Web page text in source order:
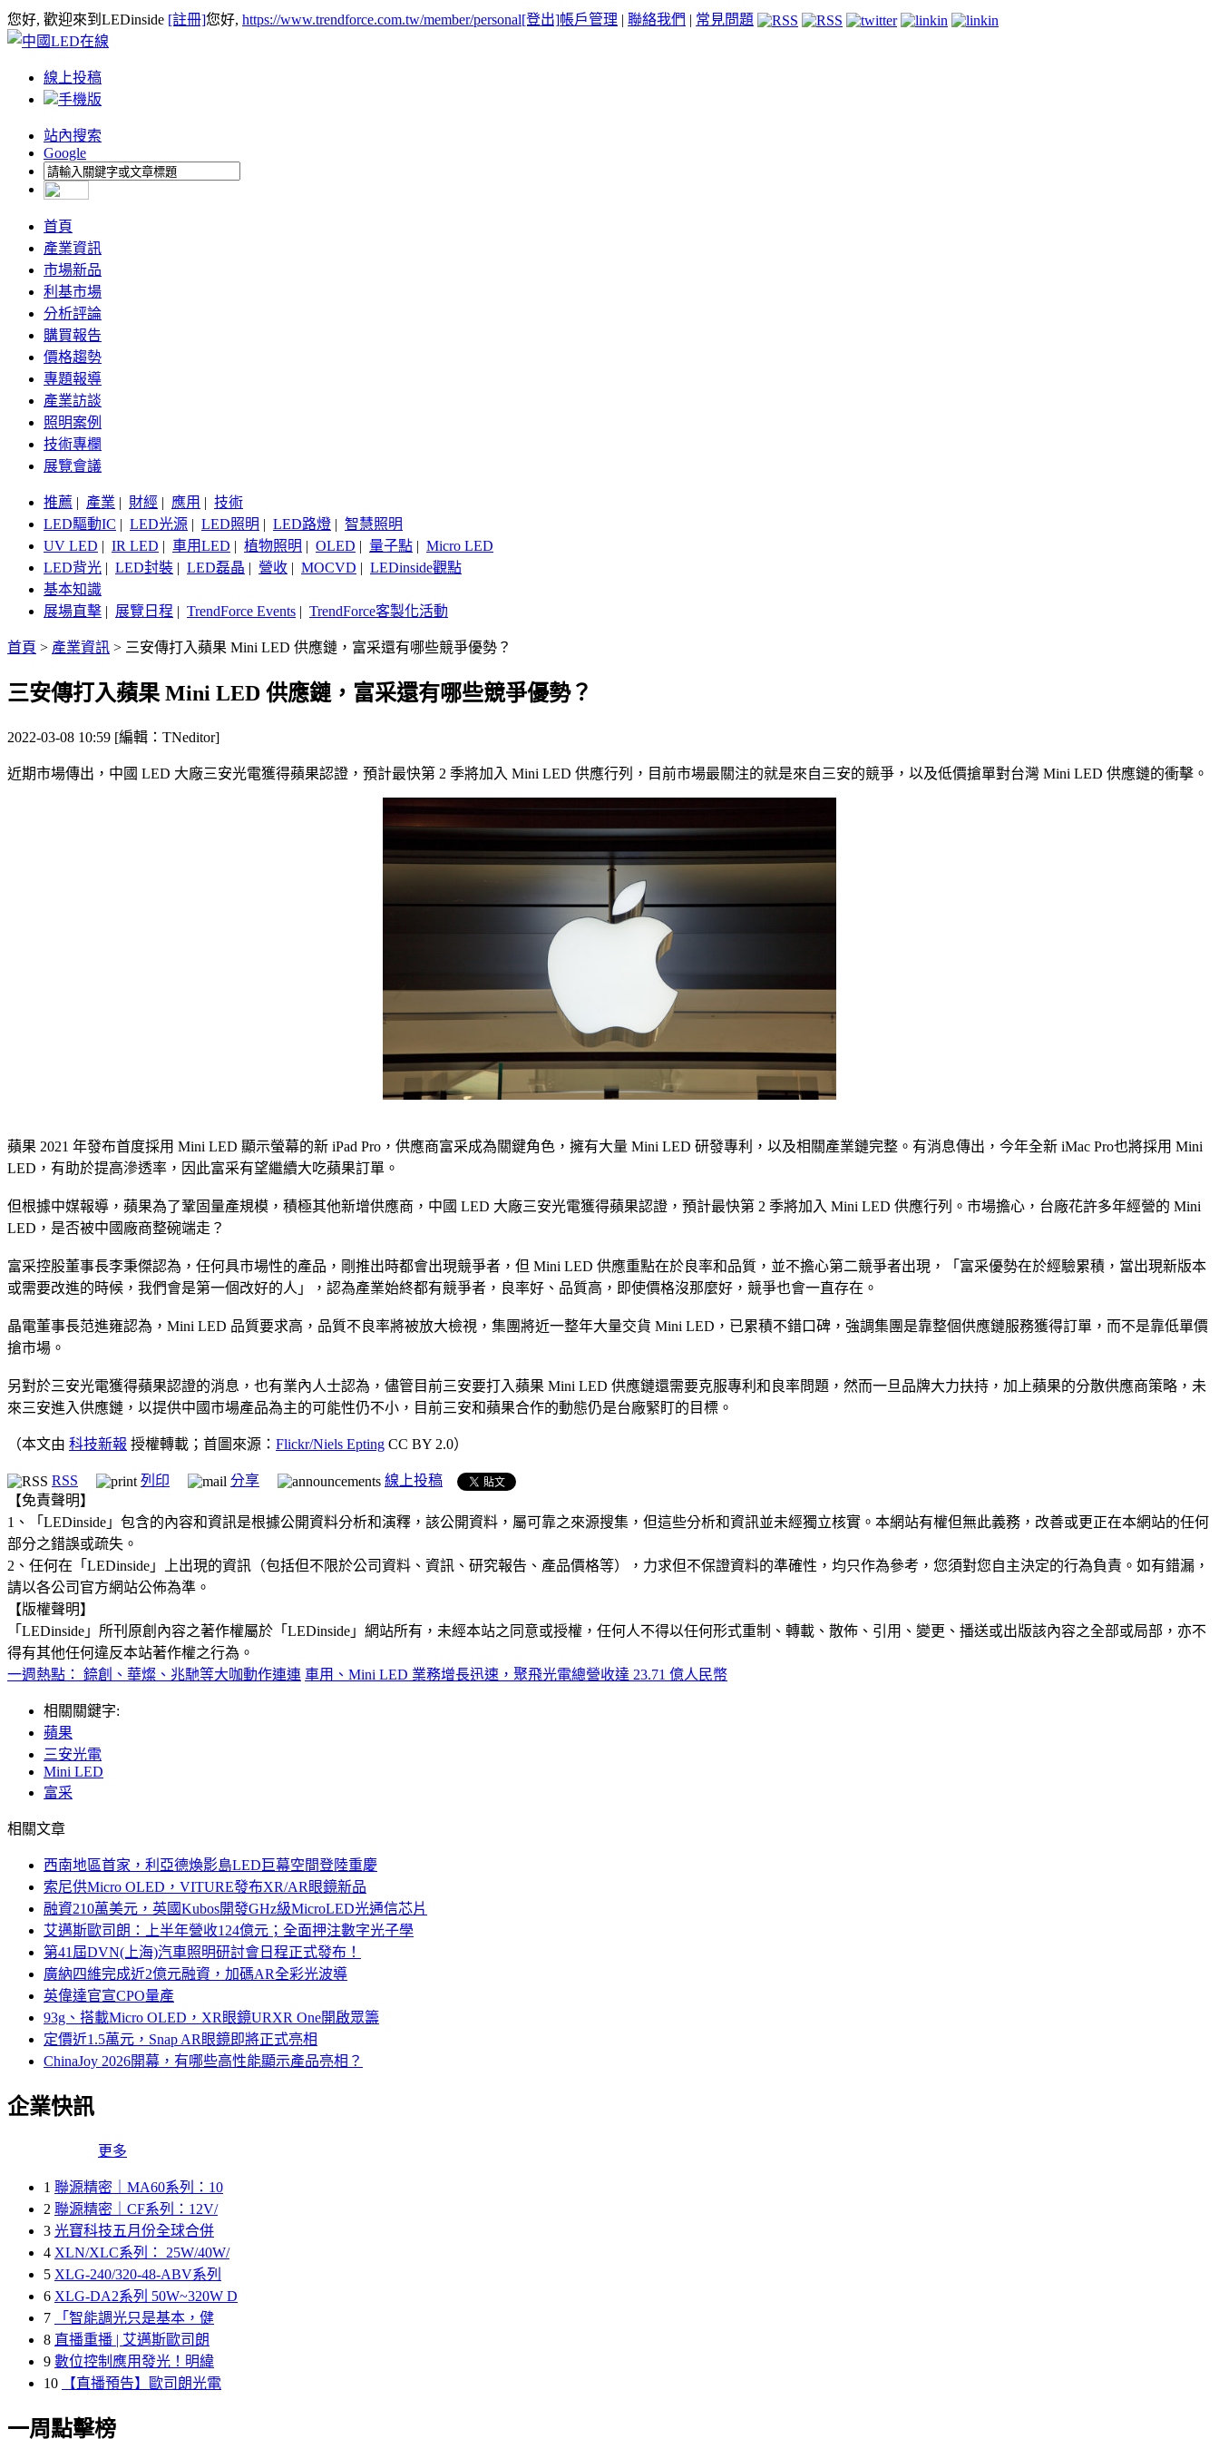
您好, 歡迎來到LEDinside [註冊]您好, https://www.trendforce.com.tw/member/personal[登出]帳戶管理 | 聯絡我們 | 常見問題
線上投稿
手機版
站內搜索
Google
首頁
產業資訊
市場新品
利基市場
分析評論
購買報告
價格趨勢
專題報導
產業訪談
照明案例
技術專欄
展覽會議
推薦 | 產業 | 財經 | 應用 | 技術
LED驅動IC | LED光源 | LED照明 | LED路燈 | 智慧照明
UV LED | IR LED | 車用LED | 植物照明 | OLED | 量子點 | Micro LED
LED背光 | LED封裝 | LED磊晶 | 營收 | MOCVD | LEDinside觀點
基本知識
展場直擊 | 展覽日程 | TrendForce Events | TrendForce客製化活動
首頁 > 產業資訊 > 三安傳打入蘋果 Mini LED 供應鏈，富采還有哪些競爭優勢？
三安傳打入蘋果 Mini LED 供應鏈，富采還有哪些競爭優勢？
2022-03-08 10:59 [編輯：TNeditor]
近期市場傳出，中國 LED 大廠三安光電獲得蘋果認證，預計最快第 2 季將加入 Mini LED 供應行列，目前市場最關注的就是來自三安的競爭，以及低價搶單對台灣 Mini LED 供應鏈的衝擊。
蘋果 2021 年發布首度採用 Mini LED 顯示螢幕的新 iPad Pro，供應商富采成為關鍵角色，擁有大量 Mini LED 研發專利，以及相關產業鏈完整。有消息傳出，今年全新 iMac Pro也將採用 Mini
LED，有助於提高滲透率，因此富采有望繼續大吃蘋果訂單。
但根據中媒報導，蘋果為了鞏固量產規模，積極其他新增供應商，中國 LED 大廠三安光電獲得蘋果認證，預計最快第 2 季將加入 Mini LED 供應行列。市場擔心，台廠花許多年經營的 Mini
LED，是否被中國廠商整碗端走？
富采控股董事長李秉傑認為，任何具市場性的產品，剛推出時都會出現競爭者，但 Mini LED 供應重點在於良率和品質，並不擔心第二競爭者出現，「富采優勢在於經驗累積，當出現新版本
或需要改進的時候，我們會是第一個改好的人」，認為產業始終都有競爭者，良率好、品質高，即使價格沒那麼好，競爭也會一直存在。
晶電董事長范進雍認為，Mini LED 品質要求高，品質不良率將被放大檢視，集團將近一整年大量交貨 Mini LED，已累積不錯口碑，強調集團是靠整個供應鏈服務獲得訂單，而不是靠低單價
搶市場。
另對於三安光電獲得蘋果認證的消息，也有業內人士認為，儘管目前三安要打入蘋果 Mini LED 供應鏈還需要克服專利和良率問題，然而一旦品牌大力扶持，加上蘋果的分散供應商策略，未
來三安進入供應鏈，以提供中國市場產品為主的可能性仍不小，目前三安和蘋果合作的動態仍是台廠緊盯的目標。
（本文由 科技新報 授權轉載；首圖來源： Flickr/Niels Epting CC BY 2.0）
RSS 列印 分享
線上投稿
【免責聲明】
1、「LEDinside」包含的內容和資訊是根據公開資料分析和演釋，該公開資料，屬可靠之來源搜集，但這些分析和資訊並未經獨立核實。本網站有權但無此義務，改善或更正在本網站的任何
部分之錯誤或疏失。
2、任何在「LEDinside」上出現的資訊（包括但不限於公司資料、資訊、研究報告、產品價格等），力求但不保證資料的準確性，均只作為參考，您須對您自主決定的行為負責。如有錯漏，
請以各公司官方網站公佈為準。
【版權聲明】
「LEDinside」所刊原創內容之著作權屬於「LEDinside」網站所有，未經本站之同意或授權，任何人不得以任何形式重制、轉載、散佈、引用、變更、播送或出版該內容之全部或局部，亦不
得有其他任何違反本站著作權之行為。
一週熱點： 錼創、華燦、兆馳等大咖動作連連 車用、Mini LED 業務增長迅速，聚飛光電總營收達 23.71 億人民幣
相關關鍵字:
蘋果
三安光電
Mini LED
富采
相關文章
西南地區首家，利亞德煥影島LED巨幕空間登陸重慶
索尼供Micro OLED，VITURE發布XR/AR眼鏡新品
融資210萬美元，英國Kubos開發GHz級MicroLED光通信芯片
艾邁斯歐司朗：上半年營收124億元；全面押注數字光子學
第41屆DVN(上海)汽車照明研討會日程正式發布！
廣納四維完成近2億元融資，加碼AR全彩光波導
英偉達官宣CPO量產
93g、搭載Micro OLED，XR眼鏡URXR One開啟眾籌
定價近1.5萬元，Snap AR眼鏡即將正式亮相
ChinaJoy 2026開幕，有哪些高性能顯示產品亮相？
企業快訊
更多
1 聯源精密｜MA60系列：10
2 聯源精密｜CF系列：12V/
3 光寶科技五月份全球合併
4 XLN/XLC系列： 25W/40W/
5 XLG-240/320-48-ABV系列
6 XLG-DA2系列 50W~320W D
7
「智能調光只是基本，健
8 直播重播 | 艾邁斯歐司朗
9 數位控制應用發光！明緯
10
【直播預告】歐司朗光電
一周點擊榜